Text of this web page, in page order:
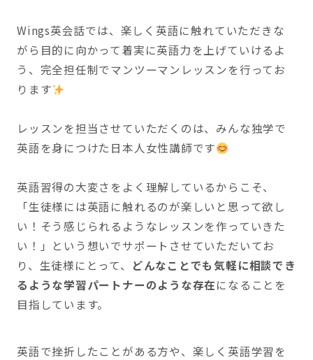
Wings英会話では、楽しく英語に触れていただきな
がら目的に向かって着実に英語力を上げていけるよ
う、完全担任制でマンツーマンレッスンを行ってお
ります
レッスンを担当させていただくのは、みんな独学で
英語を身につけた日本人女性講師です
英語習得の大変さをよく理解しているからこそ、
「生徒様には英語に触れるのが楽しいと思って欲し
い！そう感じられるようなレッスンを作っていきた
い！」という想いでサポートさせていただいてお
り、生徒様にとって、 どんなことでも気軽に相談でき
るような学習パートナーのような存在になることを
目指しています。
英語で挫折したことがある方や、楽しく英語学習を